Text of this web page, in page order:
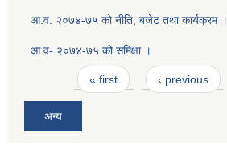
आ.व. २०७४-७५ को नीति, बजेट तथा कार्यक्रम ।
आ.व- २०७४-७५ को समिक्षा ।
Pages« first ‹ previous
अन्य